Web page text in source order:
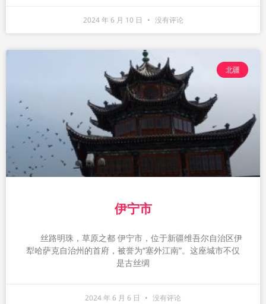
2024 年 6 月 10 日 没有评论
北疆
伊宁市
丝路明珠，草原之都 伊宁市，位于新疆维吾尔自治区伊
犁哈萨克自治州的首府，被誉为“塞外江南”。这座城市不仅
是古丝绸
2024 年 6 月 6 日 没有评论